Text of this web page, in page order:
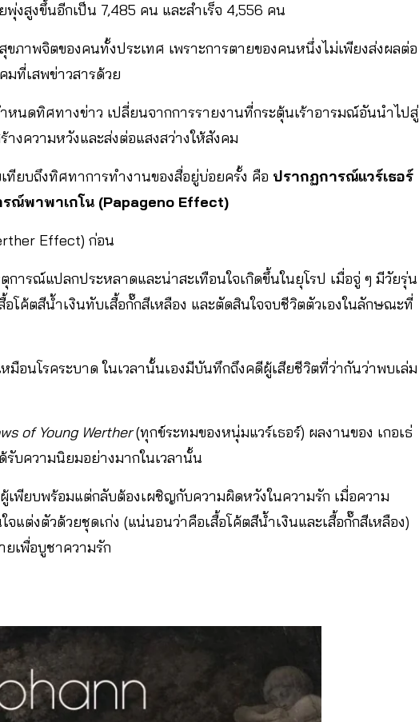
สูงขึ้นอีกเป็น 7,485 คน และสำเร็จ 4,556 คน
ขภาพจิตของคนทั้งประเทศ เพราะการตายของคนหนึ่งไม่เพียงส่งผลต่อ
มที่เสพข่าวสารด้วย
นดทิศทางข่าว เปลี่ยนจากการรายงานที่กระตุ้นเร้าอารมณ์อันนำไปสู่
งความหวังและส่งต่อแสงสว่างให้สังคม
ยบถึงทิศทาการทำงานของสื่อยู่บ่อยครั้ง คือ ปรากฏการณ์แวร์เธอร์
ณ์พาพาเกโน (Papageno Effect)
Effect) ก่อน
การณ์แปลกประหลาดและน่าสะเทือนใจเกิดขึ้นในยุโรป เมื่อจู่ ๆ มีวัยรุ่น
โค้ตสีน้ำเงินทับเสื้อกั๊กสีเหลือง และตัดสินใจจบชีวิตตัวเองในลักษณะที่
อนโรคระบาด ในเวลานั้นเองมีบันทึกถึงคดีผู้เสียชีวิตที่ว่ากันว่าพบเล่ม
of Young Werther(ทุกข์ระทมของหนุ่มแวร์เธอร์) ผลงานของ เกอเธ่
บความนิยมอย่างมากในเวลานั้น
ผู้เพียบพร้อมแต่กลับต้องเผชิญกับความผิดหวังในความรัก เมื่อความ
แต่งตัวด้วยชุดเก่ง (แน่นอนว่าคือเสื้อโค้ตสีน้ำเงินและเสื้อกั๊กสีเหลือง)
เพื่อบูชาความรัก